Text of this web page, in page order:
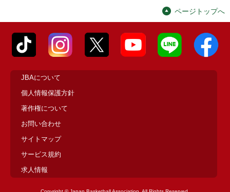
ページトップへ
JBAについて
個人情報保護方針
著作権について
お問い合わせ
サイトマップ
サービス規約
求人情報